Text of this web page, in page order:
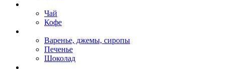
Чай
Кофе
Варенье, джемы, сиропы
Печенье
Шоколад